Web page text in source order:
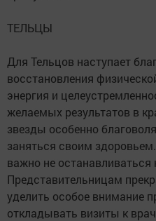
ТЕЛЬЦЫ
Для Тельцов наступает
восстановления
энергия и
желаемых результатов в
звезды особенно
заняться своим
важно не останавливаться
Представительницам
уделить особое внимание
откладывать визиты к